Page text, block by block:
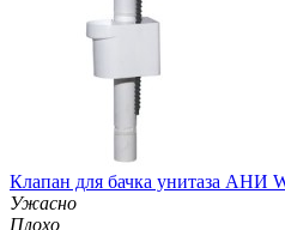
Клапан для бачка унитаза АНИ
Ужасно
Плохо